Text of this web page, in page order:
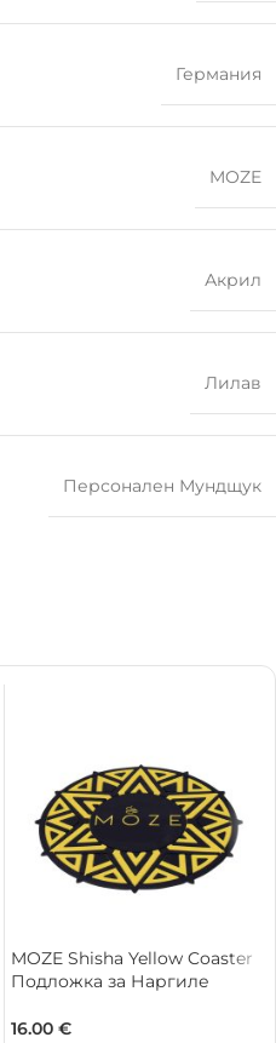
Германия
MOZE
Акрил
Лилав
Персонален Мундщук
MOZE Shisha Yellow Coaster
Подложка за Наргиле
16.00 €